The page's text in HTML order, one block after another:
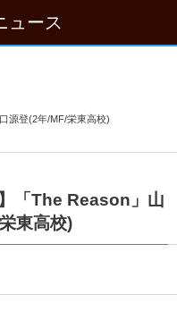
ュース
源登(2年/MF/栄東高校)
「The Reason」山
東高校)